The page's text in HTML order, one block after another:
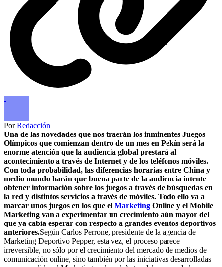
-
PorRedacción
Una de las novedades que nos traerán los inminentes Juegos
Olímpicos que comienzan dentro de un mes en Pekín será la
enorme atención que la audiencia global prestará al
acontecimiento a través de Internet y de los teléfonos móviles.
Con toda probabilidad, las diferencias horarias entre China y
medio mundo harán que buena parte de la audiencia intente
obtener información sobre los juegos a través de búsquedas en
la red y distintos servicios a través de móviles. Todo ello va a
marcar unos juegos en los que el Marketing Online y el Mobile
Marketing van a experimentar un crecimiento aún mayor del
que ya cabía esperar con respecto a grandes eventos deportivos
anteriores.Según Carlos Perrone, presidente de la agencia de
Marketing Deportivo Pepper, esta vez, el proceso parece
irreversible, no sólo por el crecimiento del mercado de medios de
comunicación online, sino también por las iniciativas desarrolladas